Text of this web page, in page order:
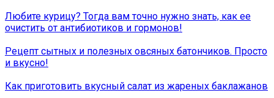
Любите курицу? Тогда вам точно нужно знать, как ее
очистить от антибиотиков и гормонов!
Рецепт сытных и полезных овсяных батончиков. Просто
и вкусно!
Как приготовить вкусный салат из жареных баклажанов